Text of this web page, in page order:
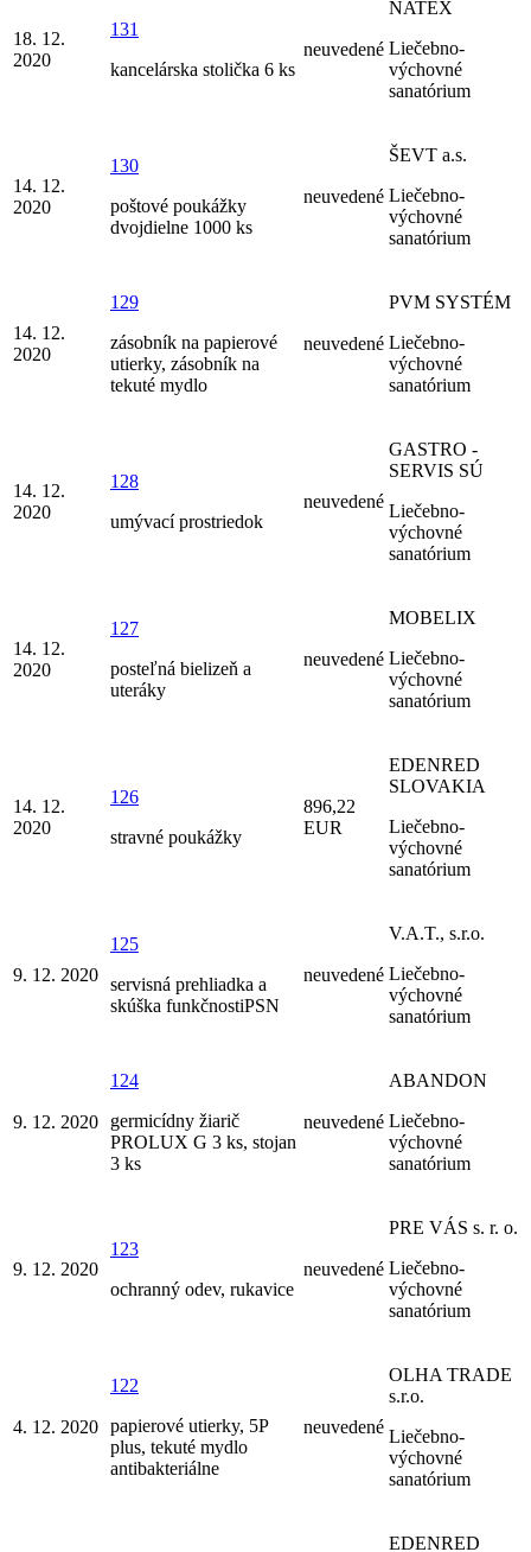
18. 12.
2020
131
kancelárska stolička 6 ks
neuvedené
NATEX
Liečebno-
výchovné
sanatórium
14. 12.
2020
130
poštové poukážky
dvojdielne 1000 ks
neuvedené
ŠEVT a.s.
Liečebno-
výchovné
sanatórium
14. 12.
2020
129
zásobník na papierové
utierky, zásobník na
tekuté mydlo
neuvedené
PVM SYSTÉM
Liečebno-
výchovné
sanatórium
14. 12.
2020
128
umývací prostriedok
neuvedené
GASTRO -
SERVIS SÚ
Liečebno-
výchovné
sanatórium
14. 12.
2020
127
posteľná bielizeň a
uteráky
neuvedené
MOBELIX
Liečebno-
výchovné
sanatórium
14. 12.
2020
126
stravné poukážky
896,22
EUR
EDENRED
SLOVAKIA
Liečebno-
výchovné
sanatórium
9. 12. 2020
125
servisná prehliadka a
skúška funkčnostiPSN
neuvedené
V.A.T., s.r.o.
Liečebno-
výchovné
sanatórium
9. 12. 2020
124
germicídny žiarič
PROLUX G 3 ks, stojan
3 ks
neuvedené
ABANDON
Liečebno-
výchovné
sanatórium
9. 12. 2020
123
ochranný odev, rukavice
neuvedené
PRE VÁS s. r. o.
Liečebno-
výchovné
sanatórium
4. 12. 2020
122
papierové utierky, 5P
plus, tekuté mydlo
antibakteriálne
neuvedené
OLHA TRADE
s.r.o.
Liečebno-
výchovné
sanatórium
EDENRED